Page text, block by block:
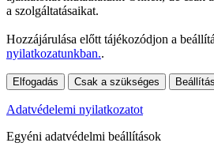
a szolgáltatásaikat.
Hozzájárulása előtt tájékozódjon a
nyilatkozatunkban..
Elfogadás Csak a szükséges
Adatvédelemi nyilatkozatot
Egyéni adatvédelmi beállítások